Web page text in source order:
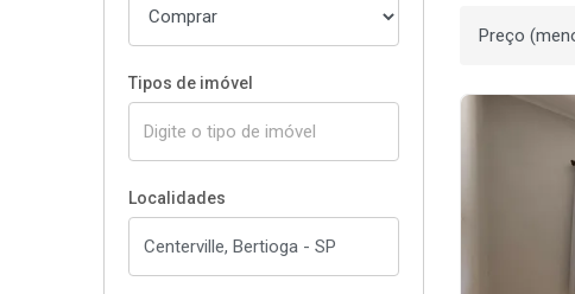
Tipos de imóvel
Localidades
Ordenar por